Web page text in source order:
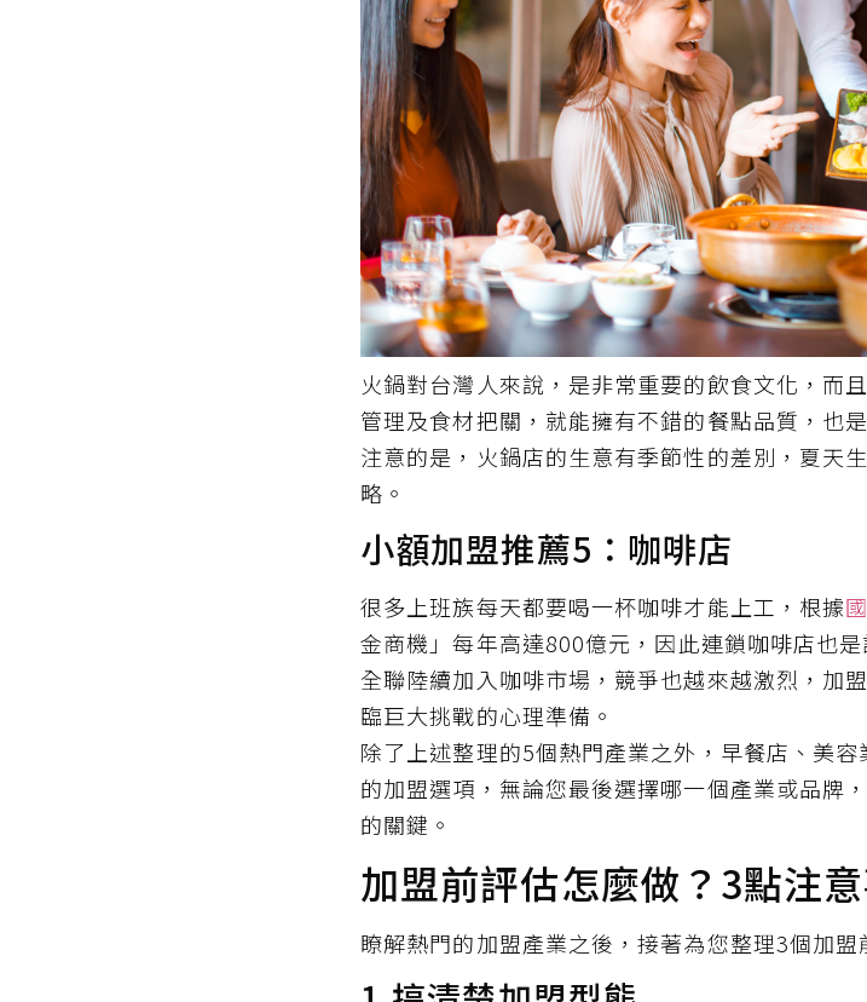
火鍋對台灣人來說，是非常重要的飲食文化，而
管理及食材把關，就能擁有不錯的餐點品質，也
注意的是，火鍋店的生意有季節性的差別，夏天
略。
小額加盟推薦5：咖啡店
很多上班族每天都要喝一杯咖啡才能上工，根據
金商機」每年高達800億元，因此連鎖咖啡店也
全聯陸續加入咖啡市場，競爭也越來越激烈，加
臨巨大挑戰的心理準備。
除了上述整理的5個熱門產業之外，早餐店、美
的加盟選項，無論您最後選擇哪一個產業或品牌
的關鍵。
加盟前評估怎麼做？3點注
瞭解熱門的加盟產業之後，接著為您整理3個加盟